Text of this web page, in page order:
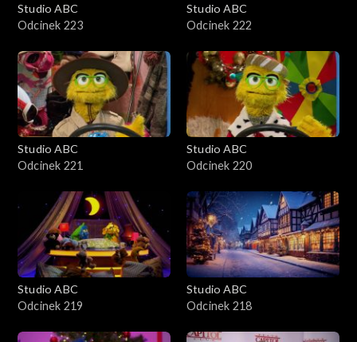
Studio ABC
Odcinek 223
Studio ABC
Odcinek 222
Studio ABC
Odcinek 221
Studio ABC
Odcinek 220
Studio ABC
Odcinek 219
Studio ABC
Odcinek 218